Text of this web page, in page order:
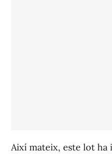
Així mateix, este lot ha